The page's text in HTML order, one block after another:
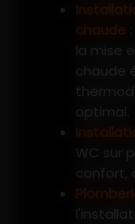
chaude
la mise
chaude
optimal.
WC sur
confort,